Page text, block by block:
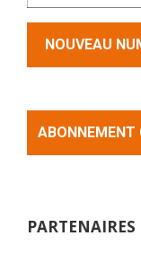
NOUVEAU
ABONNEMENT
PARTENAIRES